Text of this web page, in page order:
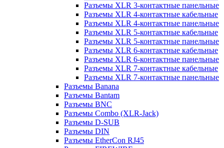
Разъемы XLR 3-контактные панельные
Разъемы XLR 4-контактные кабельные
Разъемы XLR 4-контактные панельные
Разъемы XLR 5-контактные кабельные
Разъемы XLR 5-контактные панельные
Разъемы XLR 6-контактные кабельные
Разъемы XLR 6-контактные панельные
Разъемы XLR 7-контактные кабельные
Разъемы XLR 7-контактные панельные
Разъемы Banana
Разъемы Bantam
Разъемы BNC
Разъемы Combo (XLR-Jack)
Разъемы D-SUB
Разъемы DIN
Разъемы EtherCon RJ45